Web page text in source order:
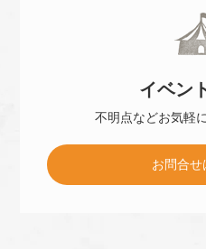
プ
イベン
不明点などお気軽に
お問合せ